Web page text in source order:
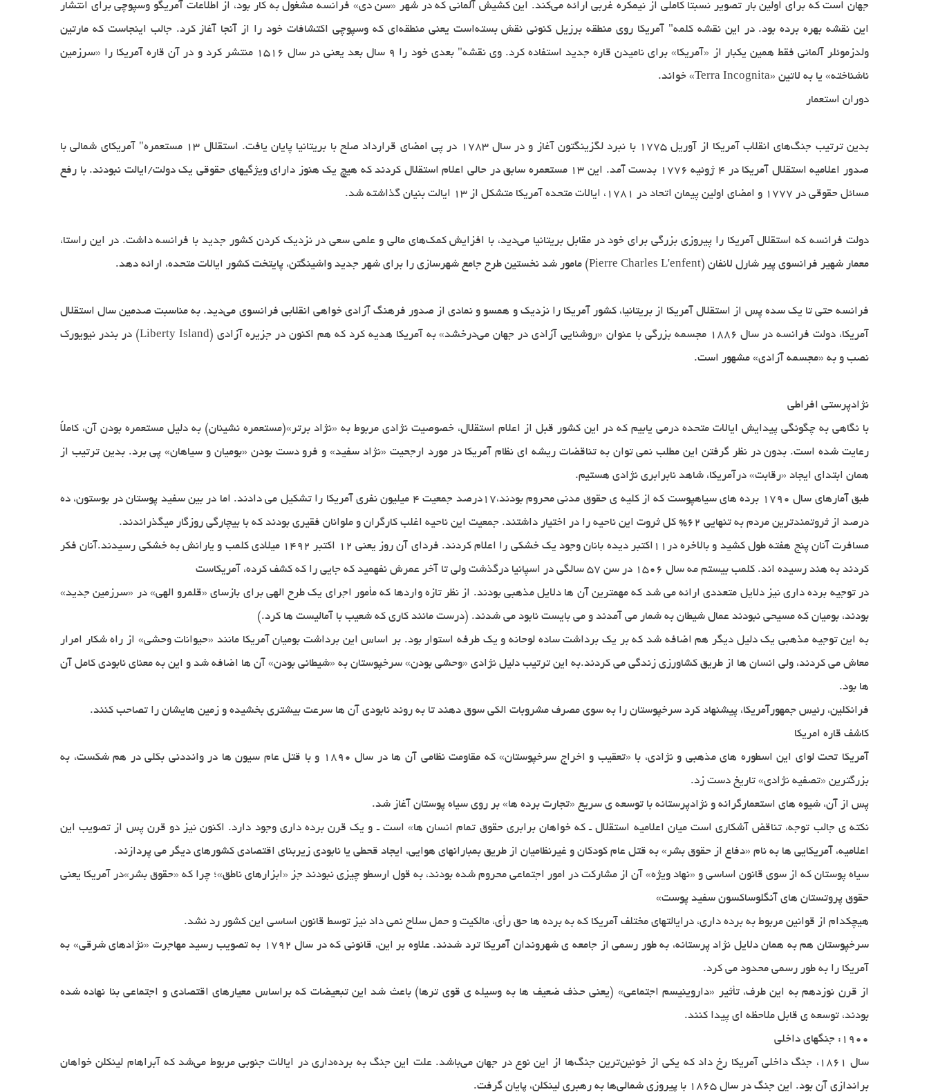
جهان است که برای اولین بار تصویر نسبتاً کاملی از نیمکره غربی ارائه می‌کند. این کشیش آلمانی که در شهر «سن دی» فرانسه مشغول به کار بود، از اطلاعات آمریگو وسپوچی برای انتشار
این نقشه بهره برده بود. در این نقشه کلمه" آمریکا روی منطقه برزیل کنونی نقش بسته‌است یعنی منطقه‌ای که وسپوچی اکتشافات خود را از آنجا آغاز کرد. جالب اینجاست که مارتین
ولدزموئلر آلمانی فقط همین یکبار از «آمریکا» برای نامیدن قاره جدید استفاده کرد. وی نقشه" بعدی خود را ۹ سال بعد یعنی در سال ۱۵۱۶ منتشر کرد و در آن قاره آمریکا را «سرزمین
ناشناخته» یا به لاتین «Terra Incognita» خواند.
دوران استعمار
بدین ترتیب جنگ‌های انقلاب آمریکا از آوریل ۱۷۷۵ با نبرد لگزینگتون آغاز و در سال ۱۷۸۳ در پی امضای قرارداد صلح با بریتانیا پایان یافت. استقلال ۱۳ مستعمره" آمریکای شمالی با
صدور اعلامیه استقلال آمریکا در ۴ ژوئیه ۱۷۷۶ بدست آمد. این ۱۳ مستعمره سابق در حالی اعلام استقلال کردند که هیچ یک هنوز دارای ویژگیهای حقوقی یک دولت/ایالت نبودند. با رفع
مسائل حقوقی در ۱۷۷۷ و امضای اولین پیمان اتحاد در ۱۷۸۱، ایالات متحده آمریکا متشکل از ۱۳ ایالت بنیان گذاشته شد.
دولت فرانسه که استقلال آمریکا را پیروزی بزرگی برای خود در مقابل بریتانیا می‌دید، با افزایش کمک‌های مالی و علمی سعی در نزدیک کردن کشور جدید با فرانسه داشت. در این راستا،
معمار شهیر فرانسوی پیر شارل لانفان (Pierre Charles L'enfent) مامور شد نخستین طرح جامع شهرسازی را برای شهر جدید واشینگتن، پایتخت کشور ایالات متحده، ارائه دهد.
فرانسه حتی تا یک سده پس از استقلال آمریکا از بریتانیا، کشور آمریکا را نزدیک و همسو و نمادی از صدور فرهنگ آزادی خواهی انقلابی فرانسوی می‌دید. به مناسبت صدمین سال استقلال
آمریکا، دولت فرانسه در سال ۱۸۸۶ مجسمه بزرگی با عنوان «روشنایی آزادی در جهان می‌درخشد» به آمریکا هدیه کرد که هم اکنون در جزیره آزادی (Liberty Island) در بندر نیویورک
نصب و به «مجسمه آزادی» مشهور است.
نژادپرستی افراطی
با نگاهی به چگونگی پیدایش ایالات متحده درمی یابیم كه در این كشور قبل از اعلام استقلال، خصوصیت نژادی مربوط به «نژاد برتر»(مستعمره نشینان) به دلیل مستعمره بودن آن، كاملاً
رعایت شده است. بدون در نظر گرفتن این مطلب نمی توان به تناقضات ریشه ای نظام آمریكا در مورد ارجحیت «نژاد سفید» و فرو دست بودن «بومیان و سیاهان» پی برد. بدین ترتیب از
همان ابتدای ایجاد «رقابت» درآمریكا، شاهد نابرابری نژادی هستیم.
طبق آمارهای سال 1790 برده های سیاهپوست كه از كلیه ی حقوق مدنی محروم بودند،17درصد جمعیت 4 میلیون نفری آمریكا را تشكیل می دادند. اما در بین سفید پوستان در بوستون، ده
درصد از ثروتمندترین مردم به تنهایی 62% كل ثروت این ناحیه را در اختیار داشتند. جمعیت این ناحیه اغلب كارگران و ملوانان فقیری بودند كه با بیچارگی روزگار میگذراندند.
مسافرت آنان پنج هفته طول كشید و بالاخره در11اكتبر دیده بانان وجود یك خشكی را اعلام كردند. فردای آن روز یعنی 12 اكتبر 1492 میلادی كلمب و یارانش به خشكی رسیدند.آنان فكر
كردند به هند رسیده اند. كلمب بیستم مه سال 1506 در سن 57 سالگی در اسپانیا درگذشت ولی تا آخر عمرش نفهمید كه جایی را كه كشف كرده، آمریكاست
در توجیه برده داری نیز دلایل متعددی ارائه می شد كه مهمترین آن ها دلایل مذهبی بودند. از نظر تازه واردها كه مأمور اجرای یك طرح الهی برای بازسای «قلمرو الهی» در «سرزمین جدید»
بودند، بومیان كه مسیحی نبودند عمال شیطان به شمار می آمدند و می بایست نابود می شدند. (درست مانند كاری كه شعیب با آمالیست ها كرد.)
به این توجیه مذهبی یك دلیل دیگر هم اضافه شد كه بر یك ‌برداشت ساده لوحانه و یك طرفه استوار بود. بر اساس این برداشت بومیان آمریكا مانند «حیوانات وحشی» از راه شكار امرار
معاش ‌می كردند، ولی انسان ها از طریق كشاورزی زندگی می كردند.به این ترتیب دلیل نژادی «وحشی بودن» سرخپوستان به «شیطانی بودن» آن ها اضافه شد و این به معنای نابودی كامل آن
ها بود.
فرانكلین، رئیس جمهورآمریكا، پیشنهاد كرد سرخپوستان را به سوی مصرف مشروبات الكی سوق دهند تا به روند نابودی آن ها سرعت بیشتری بخشیده و زمین هایشان را تصاحب كنند.
کاشف قاره امریکا
آمریكا تحت لوای این اسطوره های مذهبی و نژادی، با «تعقیب و اخراج سرخپوستان» كه مقاومت نظامی آن ها در سال 1890 و با قتل عام سیون ها در وانددنی بكلی در هم شكست، به
بزرگترین ‌«تصفیه نژادی» تاریخ دست زد.
پس از آن، شیوه های استعمارگرانه و نژادپرستانه با توسعه ی سریع ‌«تجارت برده ها» بر روی سیاه پوستان آغاز شد.
نكته ی جالب توجه، تناقض آشكاری است میان اعلامیه ‌استقلال ـ كه خواهان برابری حقوق تمام انسان ها» است ـ و یك قرن ‌برده داری وجود دارد. اكنون نیز دو قرن پس از تصویب این
اعلامیه، آمریكایی ها به نام «دفاع از حقوق بشر» به قتل عام كودكان و غیرنظامیان از طریق بمبارانهای هوایی، ایجاد قحطی یا نابودی زیربنای اقتصادی كشورهای دیگر می پردازند.
سیاه پوستان كه از سوی قانون اساسی و «نهاد ویژه» آن از مشاركت ‌در امور اجتماعی محروم شده بودند، به قول ارسطو چیزی نبودند جز «ابزارهای ناطق»؛ چرا كه «حقوق بشر»در آمریكا یعنی
حقوق پروتستان های آنگلوساكسون سفید پوست»
هیچكدام از قوانین مربوط به برده داری، درایالتهای مختلف آمریكا كه به برده ها حق رأی، مالكیت و حمل سلاح نمی داد نیز توسط قانون اساسی این كشور رد نشد.
سرخپوستان هم به همان دلایل نژاد پرستانه، به طور رسمی از جامعه ی شهروندان آمریكا ترد شدند. علاوه بر این، قانونی كه در سال 1792 به تصویب رسید مهاجرت «نژادهای شرقی» به
آمریكا را به طور رسمی محدود می كرد.
از قرن نوزدهم به این طرف، تأثیر «داروینیسم اجتماعی» (یعنی حذف ضعیف ها به وسیله ی قوی ترها) باعث شد این تبعیضات كه براساس ‌معیارهای اقتصادی و اجتماعی بنا نهاده شده
بودند، توسعه ی قابل ملاحظه ای پیدا كنند.
۱۹۰۰: جنگهای داخلی
سال ۱۸۶۱، جنگ داخلی آمریکا رخ داد که یکی از خونین‌ترین جنگ‌ها از این نوع در جهان می‌باشد. علت این جنگ به برده‌داری در ایالات جنوبی مربوط می‌شد که آبراهام لینکلن خواهان
براندازی آن بود. این جنگ در سال ۱۸۶۵ با پیروزی شمالی‌ها به رهبری لینکلن، پایان گرفت.